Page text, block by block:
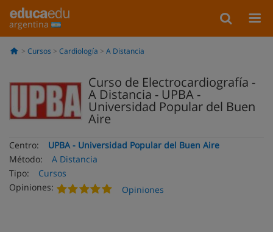
argentina
Cursos Cardiología A Distancia
Curso de Electrocardiografía -
A Distancia - UPBA -
Universidad Popular del Buen
Aire
Centro:
UPBA - Universidad Popular del Buen Aire
Método:
A Distancia
Tipo:
Cursos
Opiniones:
Opiniones